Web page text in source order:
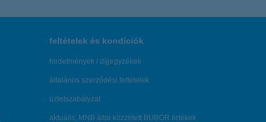
feltételek és kondíciók
hirdetmények / díjjegyzékek
általános szerződési feltételek
üzletszabályzat
aktuális, MNB által közzétett BUBOR értékek